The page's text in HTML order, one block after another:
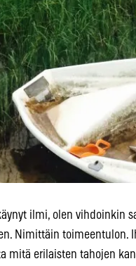
ilmi, olen vihdoinkin
Nimittäin toimeentulon.
mitä erilaisten tahojen